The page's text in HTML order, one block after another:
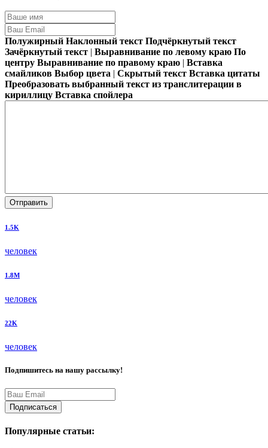
Полужирный Наклонный текст Подчёркнутый текст
Зачёркнутый текст | Выравнивание по левому краю По
центру Выравнивание по правому краю | Вставка
смайликов Выбор цвета | Скрытый текст Вставка цитаты
Преобразовать выбранный текст из транслитерации в
кириллицу Вставка спойлера
Отправить
1.5K
человек
1.8M
человек
22K
человек
Подпишитесь на нашу рассылку!
Подписаться
Популярные статьи: